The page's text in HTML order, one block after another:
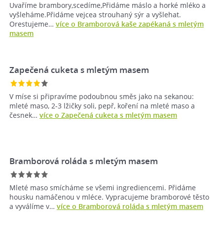
Uvaříme brambory,scedíme,Přidáme máslo a horké mléko a
vyšleháme.Přidáme vejcea strouhaný sýr a vyšlehat.
Orestujeme… více o Bramborová kaše zapékaná s mletým
masem
Zapečená cuketa s mletým masem
V míse si připravíme podoubnou směs jako na sekanou:
mleté maso, 2-3 lžičky soli, pepř, koření na mleté maso a
česnek… více o Zapečená cuketa s mletým masem
Bramborová roláda s mletým masem
Mleté maso smícháme se všemi ingrediencemi. Přidáme
housku namáčenou v mléce. Vypracujeme bramborové těsto
a vyválíme v… více o Bramborová roláda s mletým masem